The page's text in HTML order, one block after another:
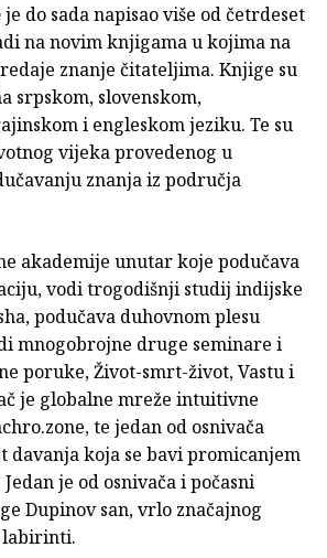
je do sada napisao više od četrdeset
na novim knjigama u kojima na
znanje čitateljima. Knjige su
srpskom, slovenskom,
i engleskom jeziku. Te su
vijeka provedenog u
znanja iz područja
akademije unutar koje podučava
vodi trogodišnji studij indijske
podučava duhovnom plesu
mnogobrojne druge seminare i
poruke, Život-smrt-život, Vastu i
je globalne mreže intuitivne
te jedan od osnivača
davanja koja se bavi promicanjem
je od osnivača i počasni
Dupinov san, vrlo značajnog
labirinti.